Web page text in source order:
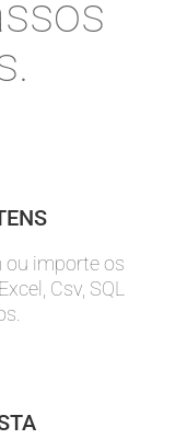
ou importe os
Csv, SQL